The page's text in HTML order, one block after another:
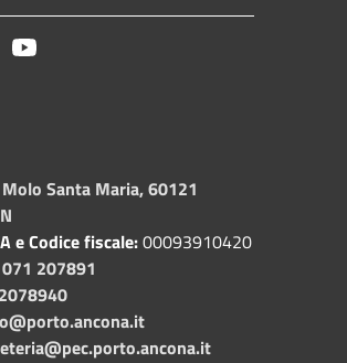
Molo Santa Maria, 60121
e Codice fiscale:00093910420
071 207891